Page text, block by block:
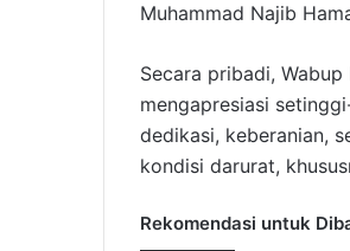
Muhammad Najib
Secara pribadi,
mengapresiasi
dedikasi, keberanian,
kondisi darurat,
Rekomendasi untuk